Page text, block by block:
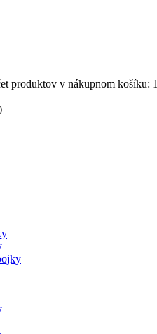
produktov v nákupnom košíku: 1